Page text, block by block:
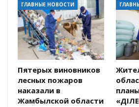
ГЛАВНЫЕ НОВОСТИ
Пятерых виновников
лесных пожаров
наказали в
Жамбылской области